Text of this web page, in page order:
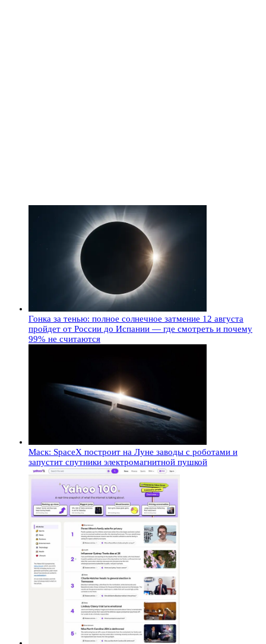
Гонка за тенью: полное солнечное затмение 12 августа
пройдет от России до Испании — где смотреть и почему
99% не считаются
Маск: SpaceX построит на Луне заводы с роботами и
запустит спутники электромагнитной пушкой